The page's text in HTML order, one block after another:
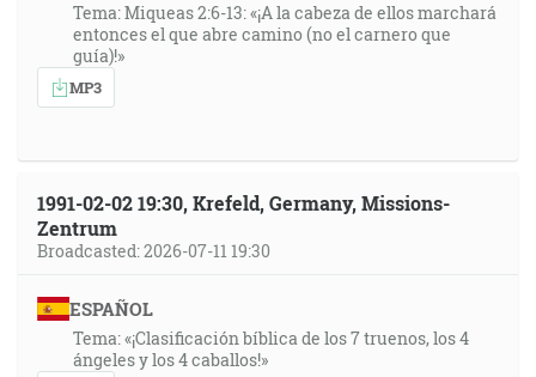
Tema: Miqueas 2:6-13: «¡A la cabeza de ellos marchará
entonces el que abre camino (no el carnero que
guía)!»
MP3
1991-02-02 19:30, Krefeld, Germany, Missions-
Zentrum
Broadcasted: 2026-07-11 19:30
ESPAÑOL
Tema: «¡Clasificación bíblica de los 7 truenos, los 4
ángeles y los 4 caballos!»